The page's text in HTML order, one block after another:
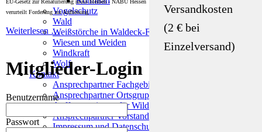
Vogelschutz
Wald
Weißstörche in Waldeck-Frankenberg
Wiesen und Weiden
Windkraft
Wolf
Kontakt
Ansprechpartner Fachgebiete
Ansprechpartner Ortsgruppen
Auffangstationen für Wildtiere & Wildvögel
Ansprechpartner Vorstand
Impressum und Datenschutz
EU-Gesetz zur Renaturierung muss bleiben - NABU Hessen
verurteilt Forderung zur Aufhebung
Weiterlesen …
Mitglieder-Login
Benutzername
Passwort
Versandkosten
(2 € bei
Einzelversand)